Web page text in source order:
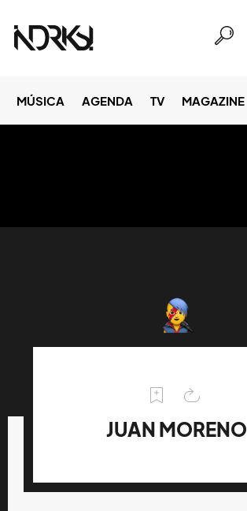
MÚSICA AGENDA TV MAGAZINE
JUAN MORENO